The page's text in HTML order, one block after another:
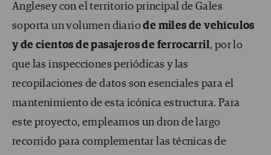
Anglesey con el territorio principal de Gales
soporta un volumen diariode miles de vehículos
y de cientos de pasajeros de ferrocarril, por lo
que las inspecciones periódicas y las
recopilaciones de datos son esenciales para el
mantenimiento de esta icónica estructura. Para
este proyecto, empleamos un dron de largo
recorrido para complementar las técnicas de